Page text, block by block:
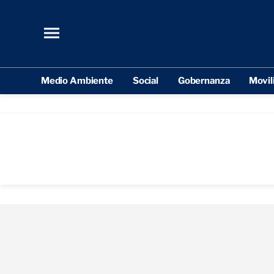
Medio Ambiente Social Gobernanza